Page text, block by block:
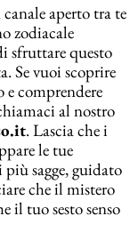
aperto tra te
zodiacale
sfruttare questo
Se vuoi scoprire
e comprendere
al nostro
. Lascia che i
le tue
sagge, guidato
che il mistero
il tuo sesto senso